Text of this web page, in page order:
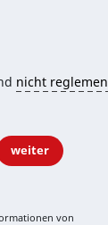
nicht
weiter
von